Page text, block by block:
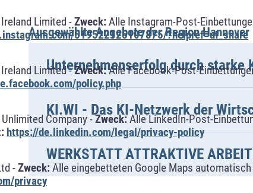
Limited -Zweck:Alle Instagram-Post-
519522125107875/?helpref=uf_share
Limited -Zweck:Alle Facebook-Post-
policy.php
Company -Zweck:Alle LinkedIn-Post-
https://de.linkedin.com/legal/privacy-policy
-Zweck:Alle eingebetteten Google Maps
privacy
Ausgewählte Angebote der Region Hannover
Unternehmenserfolg durch starke
KI.WI - Das KI-Netzwerk der
WERKSTATT ATTRAKTIVE